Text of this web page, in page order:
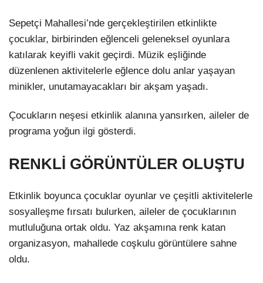
Sepetçi Mahallesi’nde gerçekleştirilen etkinlikte
çocuklar, birbirinden eğlenceli geleneksel oyunlara
katılarak keyifli vakit geçirdi. Müzik eşliğinde
düzenlenen aktivitelerle eğlence dolu anlar yaşayan
minikler, unutamayacakları bir akşam yaşadı.
Çocukların neşesi etkinlik alanına yansırken, aileler de
programa yoğun ilgi gösterdi.
RENKLİ GÖRÜNTÜLER OLUŞTU
Etkinlik boyunca çocuklar oyunlar ve çeşitli aktivitelerle
sosyalleşme fırsatı bulurken, aileler de çocuklarının
mutluluğuna ortak oldu. Yaz akşamına renk katan
organizasyon, mahallede coşkulu görüntülere sahne
oldu.